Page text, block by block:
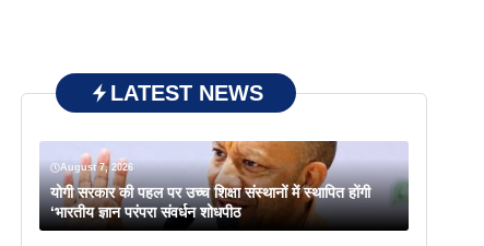
LATEST NEWS
August 7, 2026
योगी सरकार की पहल पर उच्च शिक्षा संस्थानों में स्थापित होंगी
‘भारतीय ज्ञान परंपरा संवर्धन शोधपीठ